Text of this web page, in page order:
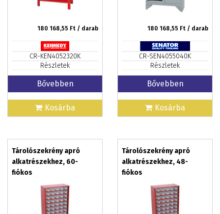
180 168,55 Ft / darab
CR-KEN4052320K
Részletek
Bővebben
Kosárba
180 168,55 Ft / darab
CR-SEN4055040K
Részletek
Bővebben
Kosárba
Tárolószekrény apró
alkatrészekhez, 60-
fiókos
551,0mmx306,0mmx155,0mm
Tárolószekrény apró
alkatrészekhez, 48-
fiókos
551,0mmx306,0mmx155,0mm